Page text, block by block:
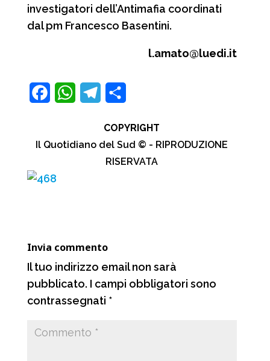
investigatori dell’Antimafia coordinati
dal pm Francesco Basentini.
l.amato@luedi.it
b
W
n
COPYRIGHT
Il Quotidiano del Sud © - RIPRODUZIONE
RISERVATA
Invia commento
Il tuo indirizzo email non sarà
pubblicato. I campi obbligatori sono
contrassegnati *